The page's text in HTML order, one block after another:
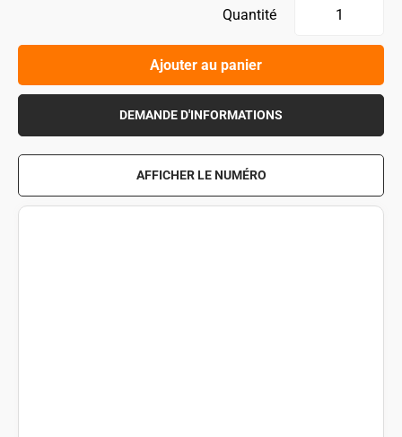
Quantité
Ajouter au panier
DEMANDE D'INFORMATIONS
AFFICHER LE NUMÉRO